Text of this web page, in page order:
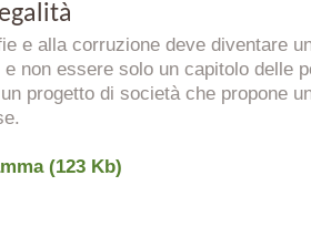
e alla corruzione deve diventare
non essere solo un capitolo delle
progetto di società che propone
(123 Kb)